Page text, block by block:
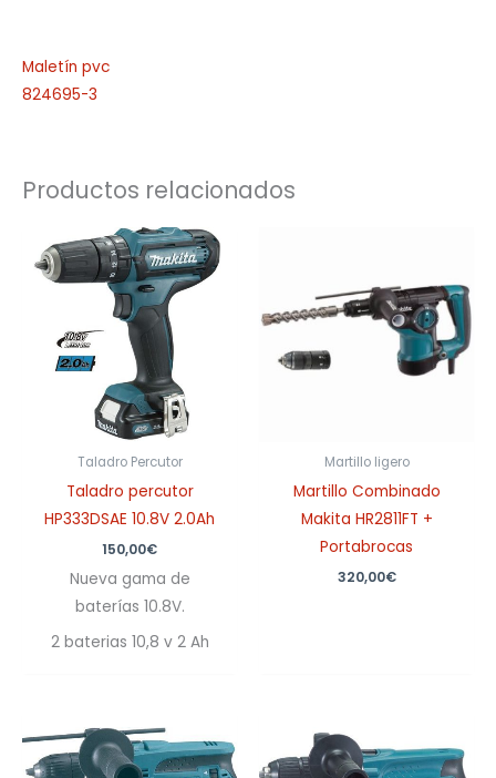
Maletín pvc
824695-3
Productos relacionados
Taladro Percutor
Taladro percutor
HP333DSAE 10.8V 2.0Ah
150,00€
Nueva gama de
baterías 10.8V.
2 baterias 10,8 v 2 Ah
Martillo ligero
Martillo Combinado
Makita HR2811FT +
Portabrocas
320,00€